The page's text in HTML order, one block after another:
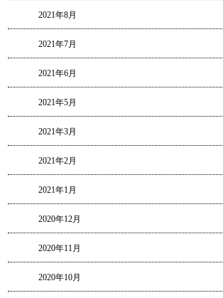
2021年8月
2021年7月
2021年6月
2021年5月
2021年3月
2021年2月
2021年1月
2020年12月
2020年11月
2020年10月